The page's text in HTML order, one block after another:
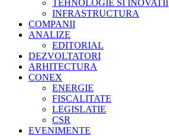
TEHNOLOGIE SI INOVATII
INFRASTRUCTURA
COMPANII
ANALIZE
EDITORIAL
DEZVOLTATORI
ARHITECTURA
CONEX
ENERGIE
FISCALITATE
LEGISLATIE
CSR
EVENIMENTE